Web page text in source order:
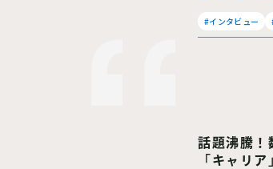
#インタビュー
話題沸騰！
「キャリ